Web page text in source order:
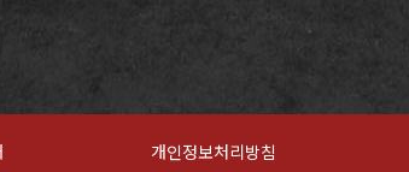
개인정보처리방침